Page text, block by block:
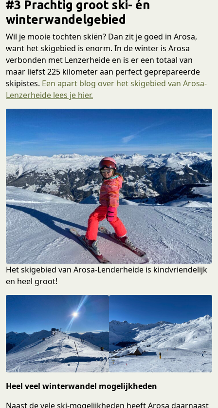
#3 Prachtig groot ski- én
winterwandelgebied
Wil je mooie tochten skiën? Dan zit je goed in Arosa,
want het skigebied is enorm. In de winter is Arosa
verbonden met Lenzerheide en is er een totaal van
maar liefst 225 kilometer aan perfect geprepareerde
skipistes. Een apart blog over het skigebied van Arosa-
Lenzerheide lees je hier.
Het skigebied van Arosa-Lenderheide is kindvriendelijk
en heel groot!
Heel veel winterwandel mogelijkheden
Naast de vele ski-mogelijkheden heeft Arosa daarnaast